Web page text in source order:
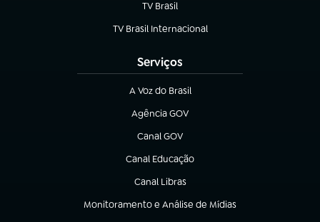
TV Brasil
(abre em nova aba)
TV Brasil Internacional
(abre em nova aba)
Serviços
A Voz do Brasil
(abre em nova aba)
Agência GOV
(abre em nova aba)
Canal GOV
(abre em nova aba)
Canal Educação
(abre em nova aba)
Canal Libras
(abre em nova aba)
Monitoramento e Análise de Mídias
(abre em nova aba)